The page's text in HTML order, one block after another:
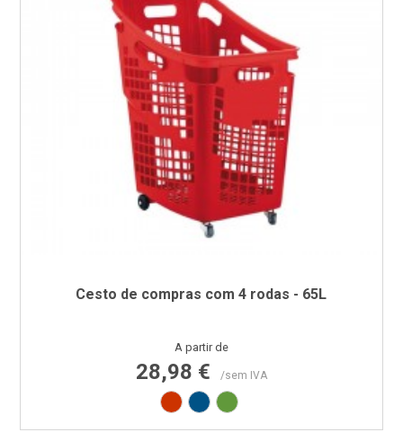
Cesto de compras com 4 rodas - 65L
Preço
A partir de
28,98 € /sem IVA
Vermelho RAL3020
Azul RAL5005
Verde RAL6018